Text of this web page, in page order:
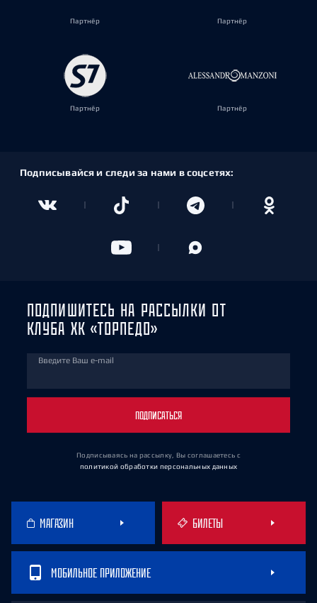
Партнёр Партнёр
Партнёр Партнёр
Подписывайся и следи за нами в соцсетях:
ПОДПИШИТЕСЬ НА РАССЫЛКИ ОТ
КЛУБА ХК «ТОРПЕДО»
Введите Ваш e-mail
ПОДПИСАТЬСЯ
Подписываясь на рассылку, Вы соглашаетесь с
политикой обработки персональных данных
МАГАЗИН БИЛЕТЫ
МОБИЛЬНОЕ ПРИЛОЖЕНИЕ